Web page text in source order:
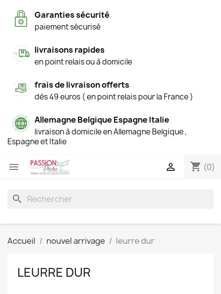
Garanties sécurité
paiement sécurisé
livraisons rapides
en point relais ou à domicile
frais de livraison offerts
dès 49 euros ( en point relais pour la France )
Allemagne Belgique Espagne Italie
livraison à domicile en Allemagne Belgique ,
Espagne et Italie
 shopping_cart (0)

search
Accueil nouvel arrivage leurre dur
LEURRE DUR